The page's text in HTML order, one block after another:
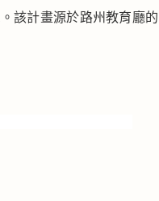
該計畫源於路州教育廳的